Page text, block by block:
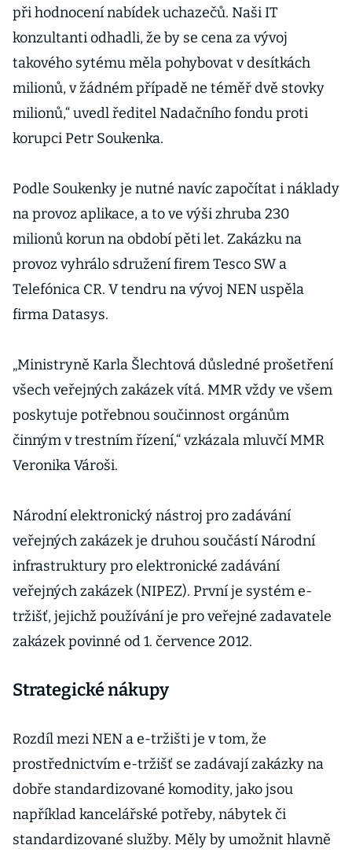
při hodnocení nabídek uchazečů. Naši IT
konzultanti odhadli, že by se cena za vývoj
takového sytému měla pohybovat v desítkách
milionů, v žádném případě ne téměř dvě stovky
milionů,“ uvedl ředitel Nadačního fondu proti
korupci Petr Soukenka.
Podle Soukenky je nutné navíc započítat i náklady
na provoz aplikace, a to ve výši zhruba 230
milionů korun na období pěti let. Zakázku na
provoz vyhrálo sdružení firem Tesco SW a
Telefónica CR. V tendru na vývoj NEN uspěla
firma Datasys.
„Ministryně Karla Šlechtová důsledné prošetření
všech veřejných zakázek vítá. MMR vždy ve všem
poskytuje potřebnou součinnost orgánům
činným v trestním řízení,“ vzkázala mluvčí MMR
Veronika Vároši.
Národní elektronický nástroj pro zadávání
veřejných zakázek je druhou součástí Národní
infrastruktury pro elektronické zadávání
veřejných zakázek (NIPEZ). První je systém e-
tržišť, jejichž používání je pro veřejné zadavatele
zakázek povinné od 1. července 2012.
Strategické nákupy
Rozdíl mezi NEN a e-tržišti je v tom, že
prostřednictvím e-tržišť se zadávají zakázky na
dobře standardizované komodity, jako jsou
například kancelářské potřeby, nábytek či
standardizované služby. Měly by umožnit hlavně